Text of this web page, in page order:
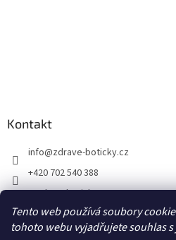
Tento web používá soubory
tohoto webu vyjadřujete souhlas
Kontakt
info@zdrave-boticky.cz
+420 702 540 388
@zdraveboticky
zdraveboticky